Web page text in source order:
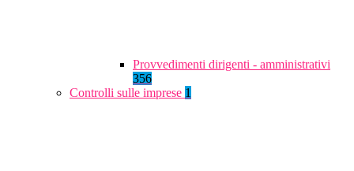
Provvedimenti dirigenti - amministrativi
356
Controlli sulle imprese 1